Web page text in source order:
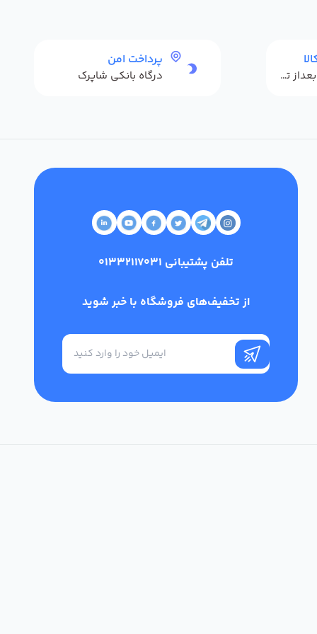
حداکثر 48 ساعت بعداز تحویل
پرداخت امن
درگاه بانکی شاپرک
تلفن پشتیبانی 01332117031
از تخفیف‌های فروشگاه با خبر شوید